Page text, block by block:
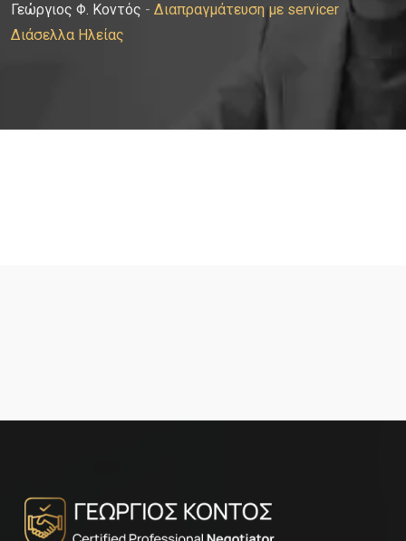
Γεώργιος Φ. Κοντός - Διαπραγμάτευση με servicer
Διάσελλα Ηλείας